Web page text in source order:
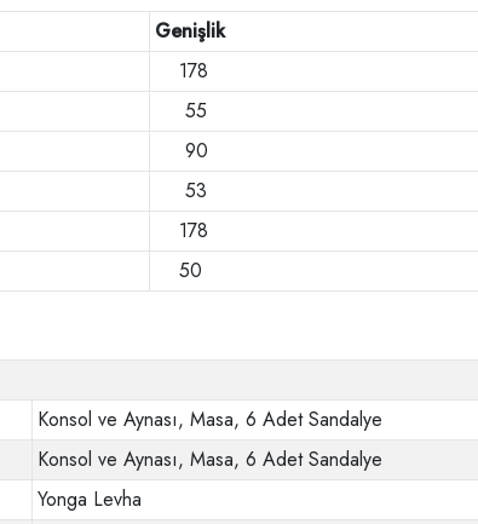
Genişlik
178
55
90
53
178
50
Konsol ve Aynası, Masa, 6 Adet Sandalye
Konsol ve Aynası, Masa, 6 Adet Sandalye
Yonga Levha